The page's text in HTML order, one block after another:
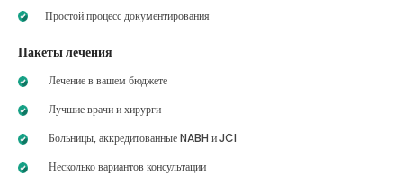
Простой процесс документирования
Пакеты лечения
Лечение в вашем бюджете
Лучшие врачи и хирурги
Больницы, аккредитованные NABH и JCI
Несколько вариантов консультации